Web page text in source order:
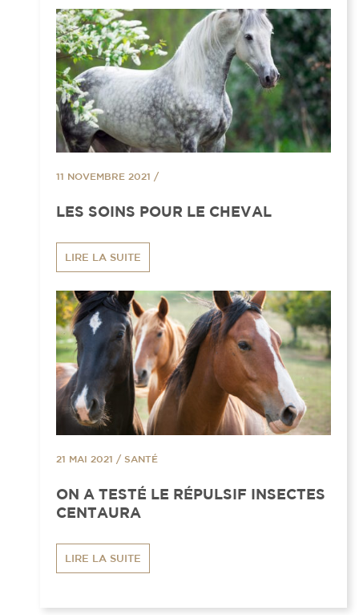
11 NOVEMBRE 2021 /
LES SOINS POUR LE CHEVAL
LIRE LA SUITE
21 MAI 2021 / SANTÉ
ON A TESTÉ LE RÉPULSIF INSECTES
CENTAURA
LIRE LA SUITE